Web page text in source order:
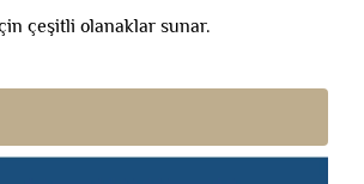
çeşitli olanaklar sunar.